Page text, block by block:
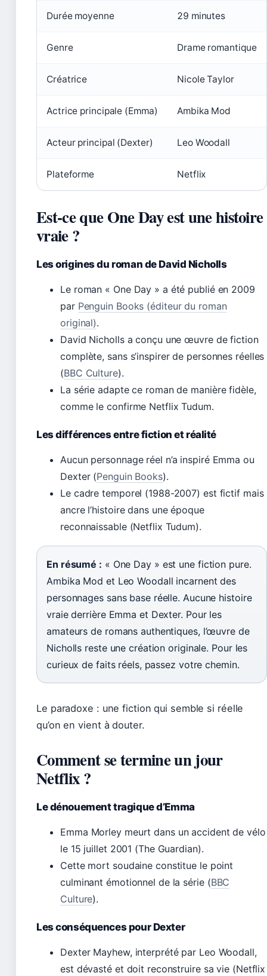
Durée moyenne 29 minutes
Genre Drame romantique
Créatrice Nicole Taylor
Actrice principale (Emma) Ambika Mod
Acteur principal (Dexter) Leo Woodall
Plateforme Netflix
Est-ce que One Day est une histoire
vraie ?
Les origines du roman de David Nicholls
Le roman « One Day » a été publié en 2009
par Penguin Books (éditeur du roman
original).
David Nicholls a conçu une œuvre de fiction
complète, sans s’inspirer de personnes réelles
(BBC Culture).
La série adapte ce roman de manière fidèle,
comme le confirme Netflix Tudum.
Les différences entre fiction et réalité
Aucun personnage réel n’a inspiré Emma ou
Dexter (Penguin Books).
Le cadre temporel (1988-2007) est fictif mais
ancre l’histoire dans une époque
reconnaissable (Netflix Tudum).
En résumé : « One Day » est une fiction pure.
Ambika Mod et Leo Woodall incarnent des
personnages sans base réelle. Aucune histoire
vraie derrière Emma et Dexter. Pour les
amateurs de romans authentiques, l’œuvre de
Nicholls reste une création originale. Pour les
curieux de faits réels, passez votre chemin.
Le paradoxe : une fiction qui semble si réelle
qu’on en vient à douter.
Comment se termine un jour
Netflix ?
Le dénouement tragique d’Emma
Emma Morley meurt dans un accident de vélo
le 15 juillet 2001 (The Guardian).
Cette mort soudaine constitue le point
culminant émotionnel de la série (BBC
Culture).
Les conséquences pour Dexter
Dexter Mayhew, interprété par Leo Woodall,
est dévasté et doit reconstruire sa vie (Netflix